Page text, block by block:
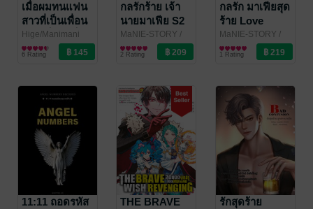
เมื่อผมทนแฟน
สาวที่เป็นเพื่อน
สมัยเด็กสุดท็อก
ซิกไม่ไหวเลย
ประกาศตัดขาด
ข้างๆ ดันมา
สารภาพรักซะ
งั้น~ เล่ม 01
Hige/Manimani
Ononata
/
LUCKPIM
การ์ตูนทั่วไป
6 Rating
กลรักร้าย เจ้า
นายมาเฟีย S2
Love
Beginning S2
MaNIE-STORY /
maniestory
นิยายโรมานซ์
2 Rating
กลรัก มาเฟียสุด
ร้าย Love
Passion
MaNIE-STORY /
maniestory
นิยายโรมานซ์
1 Rating
11:11 ถอดรหัส
THE BRAVE
รักสุดร้าย